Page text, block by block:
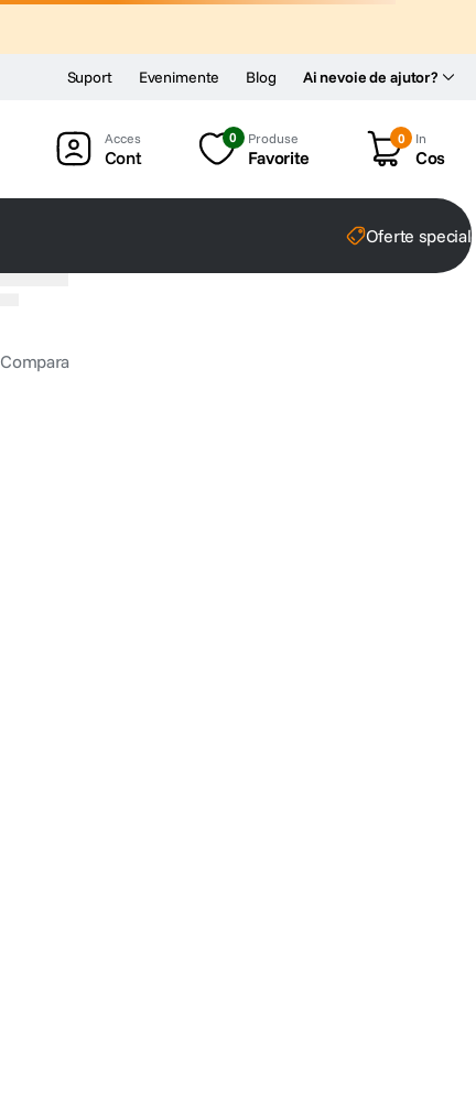
Ai nevoie de ajutor?
Suport Evenimente Blog
Cont
0 Produse
Favorite
0 In
Cos
Oferte
Compara